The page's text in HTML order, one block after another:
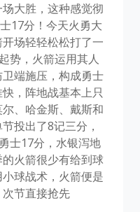
大胜，这种感觉彻
17分！今天火勇大
场轻轻松松打了一
势，火箭运用其人
端施压，构成勇士
，阵地战基本上只
、哈金斯、戴斯和
投出了8记三分，
士17分，水银泻地
火箭很少有给到球
球战术，火箭便是
节直接抢先